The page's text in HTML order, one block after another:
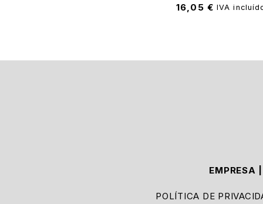
16,05 € IVA
EMPRESA
POLÍTICA DE